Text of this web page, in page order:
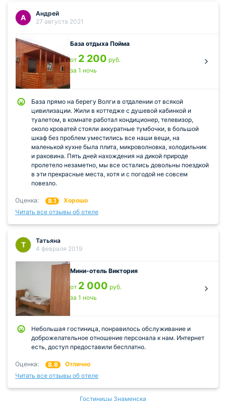
А
Андрей
27 августа 2021
База отдыха Пойма
от 2 200 руб.
за 1 ночь
База прямо на берегу Волги в отдалении от всякой
цивилизации. Жили в коттедже с душевой кабинкой и
туалетом, в комнате работал кондиционер, телевизор,
около кроватей стояли аккуратные тумбочки, в большой
шкаф без проблем уместились все наши вещи, на
маленькой кухне была плита, микроволновка, холодильник
и раковина. Пять дней нахождения на дикой природе
пролетело незаметно, мы все остались довольны поездкой
в эти прекрасные места, хотя и с погодой не совсем
повезло.
Оценка: 8.1
Хорошо
Читать все отзывы об отеле
Т
Татьяна
4 февраля 2019
Мини-отель Виктория
от 2 000 руб.
за 1 ночь
Небольшая гостиница, понравилось обслуживание и
доброжелательное отношение персонала к нам. Интернет
есть, доступ предоставили бесплатно.
Оценка: 8.6
Отлично
Читать все отзывы об отеле
Гостиницы Знаменска